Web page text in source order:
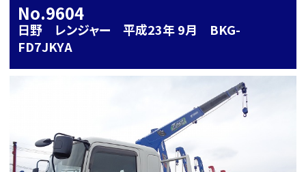
No.9604
日野 レンジャー 平成23年 9月 BKG-
FD7JKYA